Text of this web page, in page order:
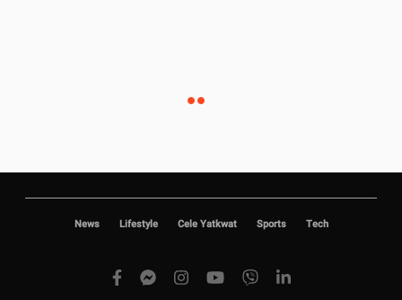
News Lifestyle Cele Yatkwat Sports Tech